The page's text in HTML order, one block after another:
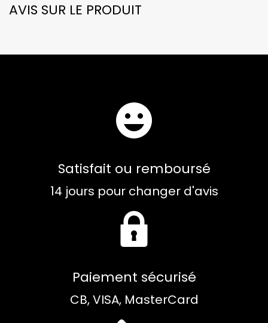
AVIS SUR LE PRODUIT
Satisfait ou remboursé
14 jours pour changer d'avis
Paiement sécurisé
CB, VISA, MasterCard